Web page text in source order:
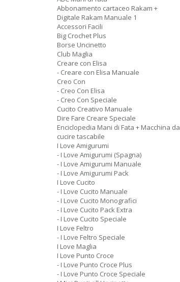
UNCINETTO SPECIALE N.7
Digitale
4.90 €
I LOVE CUCITO SPECIALE N.7
Addobbi E Lanterne
Abbonamento cartaceo Rakam +
Digitale Rakam Manuale 1
Accessori Facili
Big Crochet Plus
Borse Uncinetto
Club Maglia
Creare con Elisa
- Creare con Elisa Manuale
Creo Con
- Creo Con Elisa
- Creo Con Speciale
Cucito Creativo Manuale
Dire Fare Creare Speciale
Enciclopedia Mani di Fata + Macchina da
cucire tascabile
I Love Amigurumi
- I Love Amigurumi (Spagna)
- I Love Amigurumi Manuale
- I Love Amigurumi Pack
I Love Cucito
- I Love Cucito Manuale
- I Love Cucito Monografici
- I Love Cucito Pack Extra
- I Love Cucito Speciale
I Love Feltro
- I Love Feltro Speciale
I Love Maglia
I Love Punto Croce
- I Love Punto Croce Plus
- I Love Punto Croce Speciale